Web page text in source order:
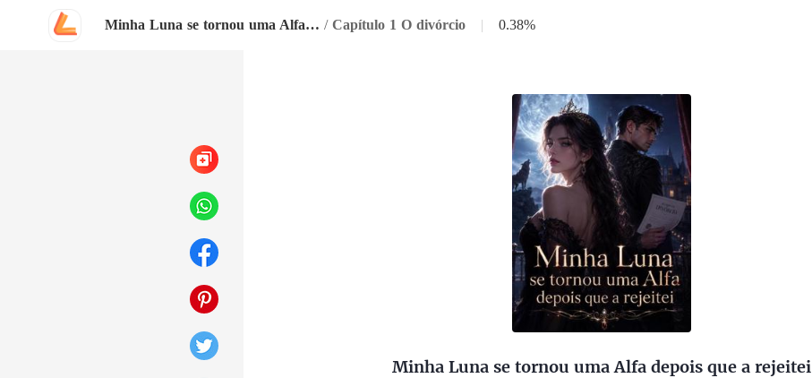
Minha Luna se tornou uma Alfa depois que a rejeitei / Capítulo 1 O divórcio | 0.38%
Minha Luna se tornou uma Alfa depois que a rejeitei